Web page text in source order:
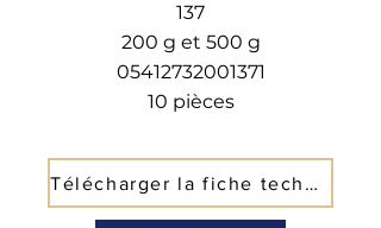
137
200 g et 500 g
05412732001371
10 pièces
Télécharger la fiche technique